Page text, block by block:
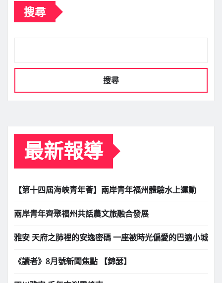
搜尋
搜尋
最新報導
【第十四屆海峽青年薈】兩岸青年福州體驗水上運動
兩岸青年齊聚福州共話農文旅融合發展
雅安 天府之肺裡的安逸密碼 一座被時光偏愛的巴適小城
《讀者》8月號新聞焦點 【錦瑟】